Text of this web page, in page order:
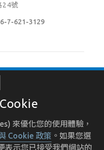
來優化您的使用體驗，
Cookie 政策 。如果您選
表示您已接受我們網站的
24號
7-621-3129
資源 隱私權政策